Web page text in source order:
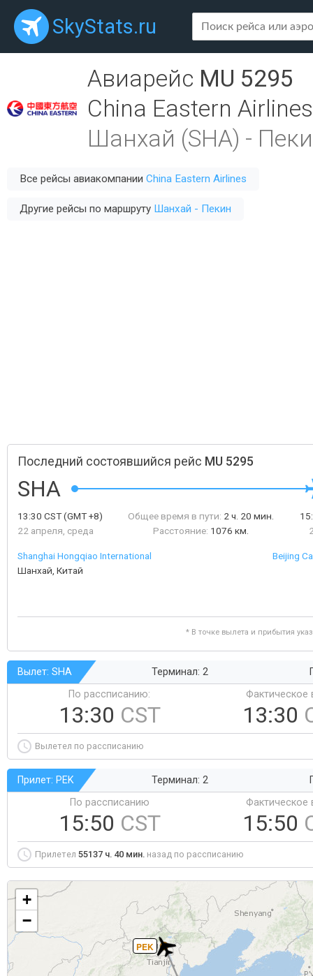
SkyStats.ru
Авиарейс MU 5295
China Eastern Airlines
Шанхай (SHA) -
Все рейсы авиакомпании China Eastern Airlines
Другие рейсы по маршруту Шанхай - Пекин
Последний состоявшийся рейс MU 5295
SHA
13:30 CST(GMT +8)
22 апреля, среда
Общее время в пути: 2 ч. 20 мин.
Расстояние: 1076 км.
Shanghai Hongqiao International
Шанхай, Китай
Beijing
* В точке вылета и прибытия
Вылет: SHA Терминал: 2
По рассписанию:
13:30 CST
Фактическое
13:30
Вылетел по рассписанию
Прилет: PEK Терминал: 2
По рассписанию
15:50 CST
Фактическое
15:50
Прилетел 55137 ч. 40 мин. назад по рассписанию
PEK
+
−